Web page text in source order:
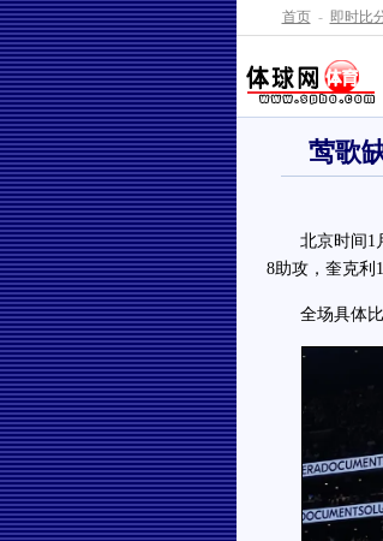
首页 - 即时比
莺歌
北京时间1月
8助攻，奎克利
全场具体比分